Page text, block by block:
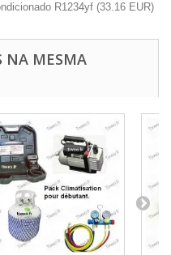
R1234yf (33.16 EUR)
NA MESMA